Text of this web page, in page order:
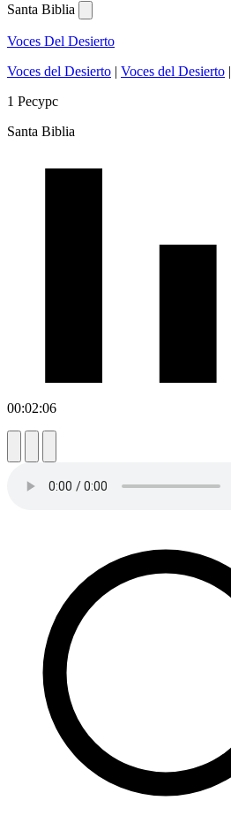
Santa Biblia
Voces Del Desierto
Voces del Desierto | Voces del Desierto |
1 Ресурс
Santa Biblia
00:02:06